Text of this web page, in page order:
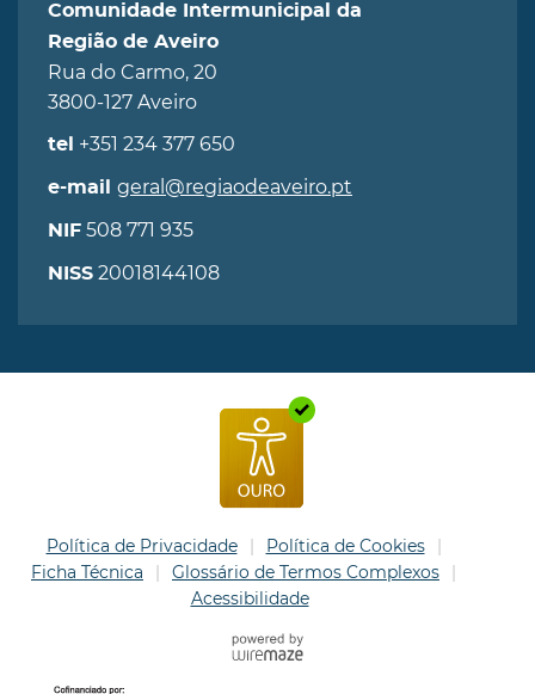
Comunidade Intermunicipal da
Região de Aveiro
Rua do Carmo, 20
3800-127 Aveiro
tel +351 234 377 650
e-mail geral@regiaodeaveiro.pt
NIF 508 771 935
NISS 20018144108
Política de Privacidade
Política de Cookies
Ficha Técnica
Glossário de Termos Complexos
Acessibilidade